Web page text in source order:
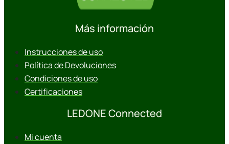
Más información
Instrucciones de uso
Política de Devoluciones
Condiciones de uso
Certificaciones
LEDONE Connected
Mi cuenta